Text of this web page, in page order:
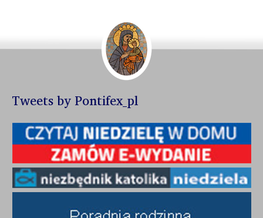
Tweets by Pontifex_pl